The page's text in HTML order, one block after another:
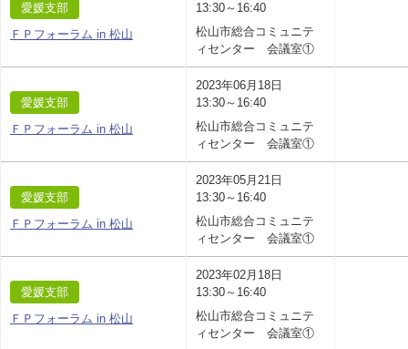
愛媛支部
ＦＰフォーラム in 松山
13:30～16:40
松山市総合コミュニテ
ィセンター 会議室①
愛媛支部
ＦＰフォーラム in 松山
2023年06月18日
13:30～16:40
松山市総合コミュニテ
ィセンター 会議室①
愛媛支部
ＦＰフォーラム in 松山
2023年05月21日
13:30～16:40
松山市総合コミュニテ
ィセンター 会議室①
愛媛支部
ＦＰフォーラム in 松山
2023年02月18日
13:30～16:40
松山市総合コミュニテ
ィセンター 会議室①